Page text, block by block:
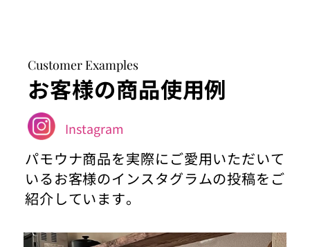
Customer Examples
お客様の商品使用例
Instagram
パモウナ商品を実際にご愛用いただいて
いるお客様のインスタグラムの投稿をご
紹介しています。